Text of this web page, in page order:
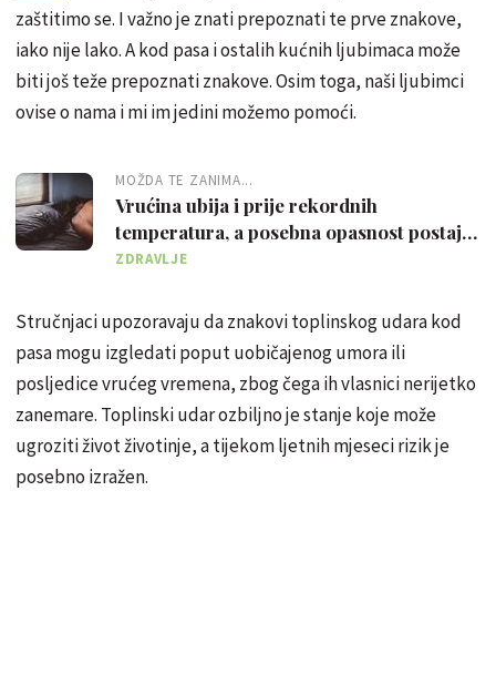
zaštitimo se. I važno je znati prepoznati te prve znakove,
iako nije lako. A kod pasa i ostalih kućnih ljubimaca može
biti još teže prepoznati znakove. Osim toga, naši ljubimci
ovise o nama i mi im jedini možemo pomoći.
MOŽDA TE ZANIMA...
Vrućina ubija i prije rekordnih
temperatura, a posebna opasnost postaju
tropske noći
ZDRAVLJE
Stručnjaci upozoravaju da znakovi toplinskog udara kod
pasa mogu izgledati poput uobičajenog umora ili
posljedice vrućeg vremena, zbog čega ih vlasnici nerijetko
zanemare. Toplinski udar ozbiljno je stanje koje može
ugroziti život životinje, a tijekom ljetnih mjeseci rizik je
posebno izražen.